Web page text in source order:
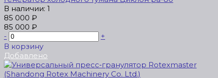
В наличии: 1
85 000 ₽
85 000 ₽
-
+
В корзину
Добавлено